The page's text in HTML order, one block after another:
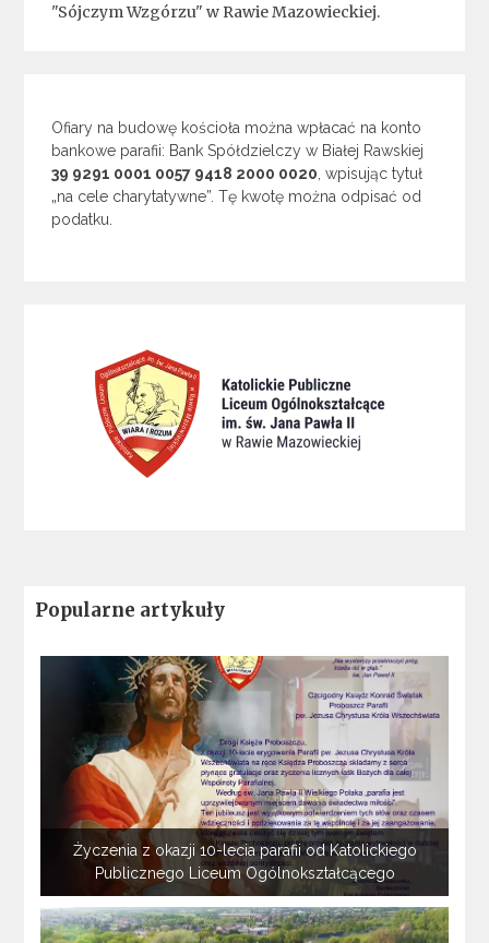
"Sójczym Wzgórzu" w Rawie Mazowieckiej.
Ofiary na budowę kościoła można wpłacać na konto
bankowe parafii: Bank Spółdzielczy w Białej Rawskiej
39 9291 0001 0057 9418 2000 0020 , wpisując tytuł
„na cele charytatywne”. Tę kwotę można odpisać od
podatku.
Popularne artykuły
Życzenia z okazji 10-lecia parafii od Katolickiego
Publicznego Liceum Ogólnokształcącego